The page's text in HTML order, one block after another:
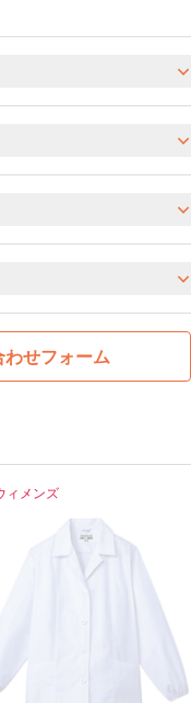
わせフォーム
ィメンズ